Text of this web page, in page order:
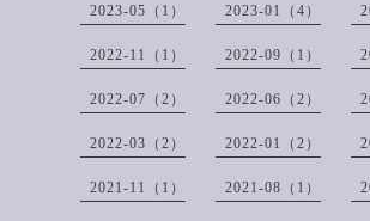
2023-05（1） 2023-01（4）
2022-11（1） 2022-09（1）
2022-07（2） 2022-06（2）
2022-03（2） 2022-01（2）
2021-11（1） 2021-08（1）